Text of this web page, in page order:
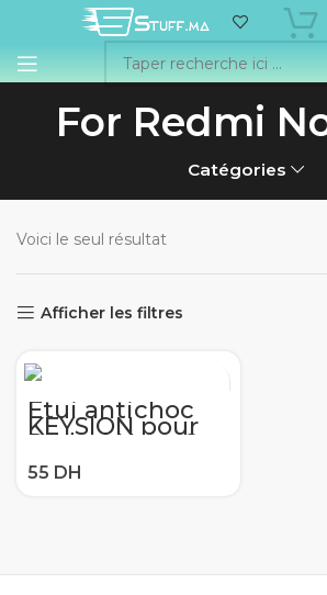
For Redmi
Catégories
Voici le seul résultat
Afficher les filtres
Étui antichoc
KEYSION pour
Redmi Note 8
Pro 9s 8 8A 7 7A
8T K30 K20
9 lite